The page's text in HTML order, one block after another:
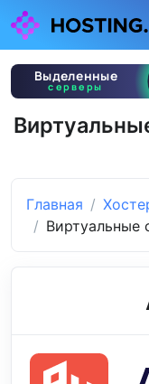
Главная
Виртуальные